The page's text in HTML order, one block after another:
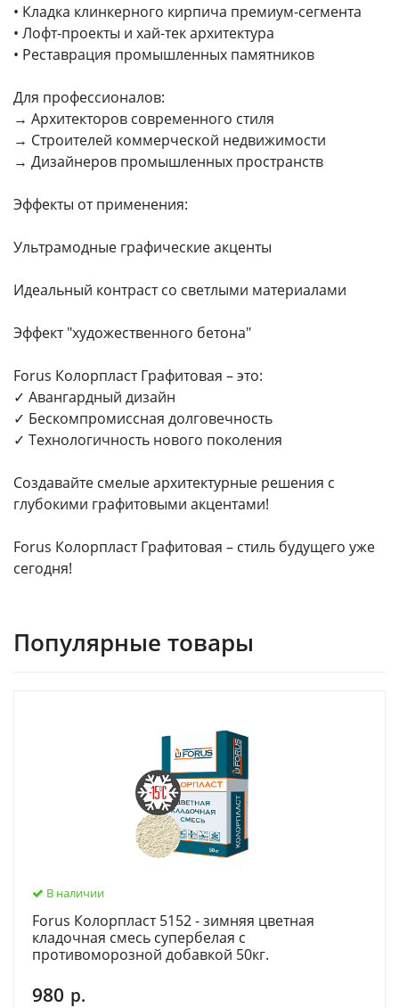
• Кладка клинкерного кирпича премиум-сегмента
• Лофт-проекты и хай-тек архитектура
• Реставрация промышленных памятников
Для профессионалов:
→ Архитекторов современного стиля
→ Строителей коммерческой недвижимости
→ Дизайнеров промышленных пространств
Эффекты от применения:
Ультрамодные графические акценты
Идеальный контраст со светлыми материалами
Эффект "художественного бетона"
Forus Колорпласт Графитовая – это:
✓ Авангардный дизайн
✓ Бескомпромиссная долговечность
✓ Технологичность нового поколения
Создавайте смелые архитектурные решения с
глубокими графитовыми акцентами!
Forus Колорпласт Графитовая – стиль будущего уже
сегодня!
Популярные товары
В наличии
Forus Колорпласт 5152 - зимняя цветная
кладочная смесь супербелая c
противоморозной добавкой 50кг.
980 р.